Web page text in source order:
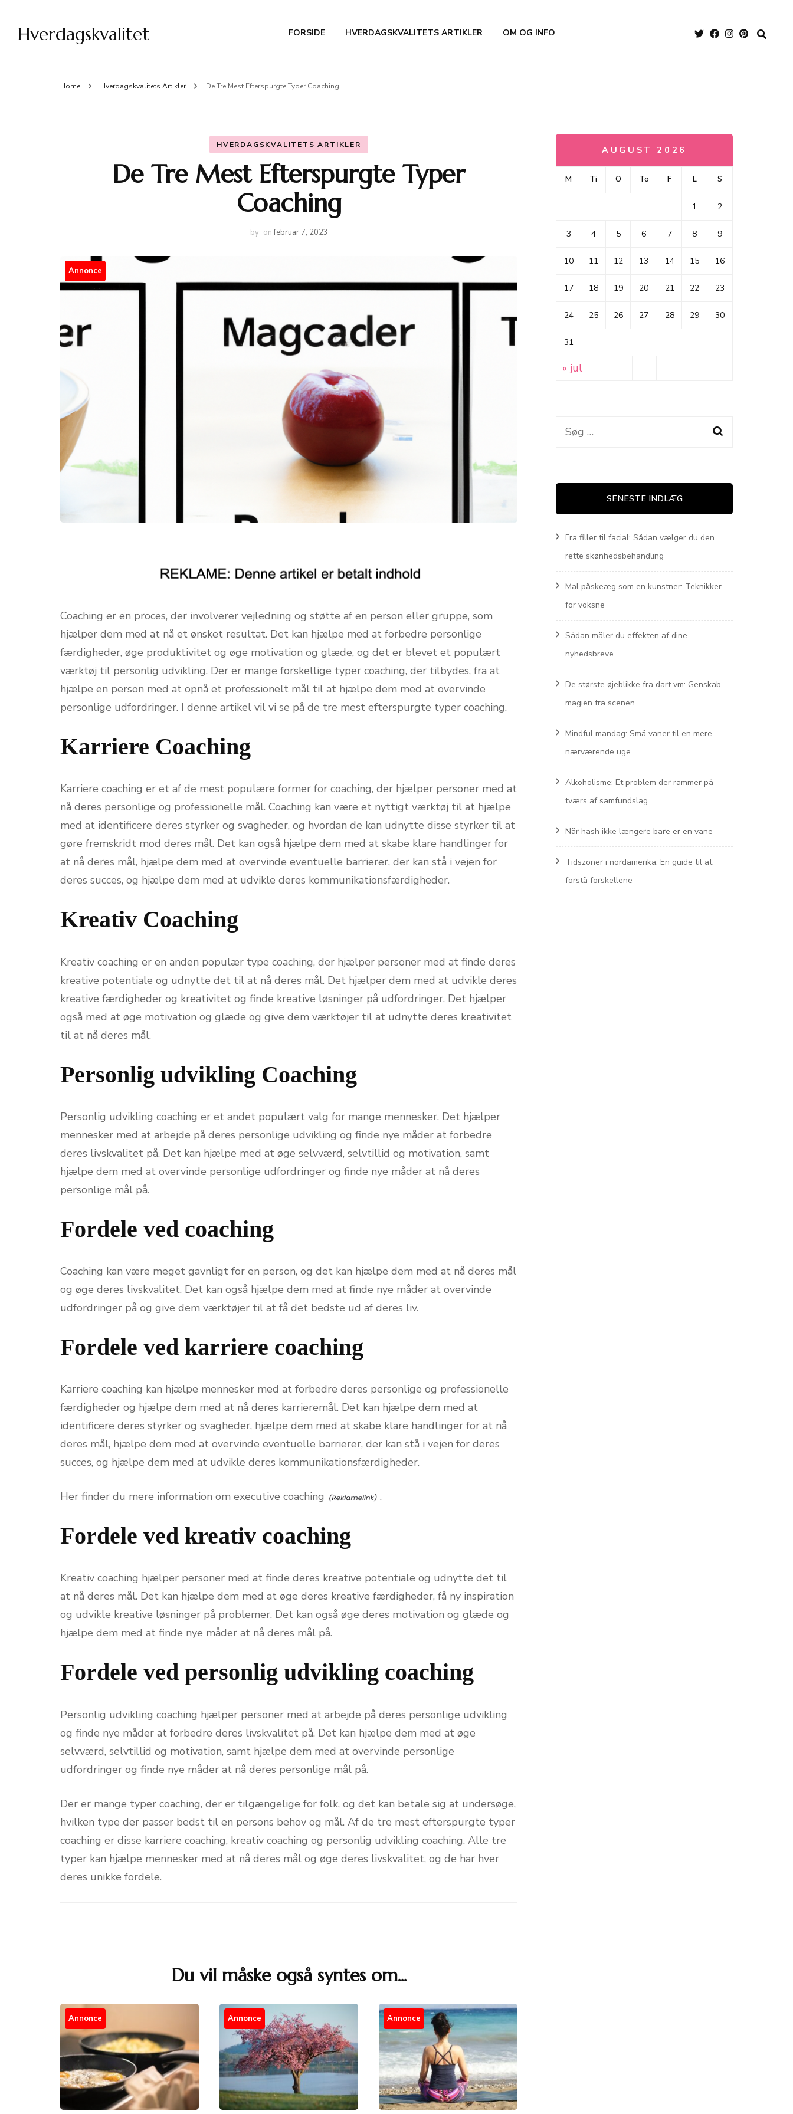
Hverdagskvalitet FORSIDE HVERDAGSKVALITETS ARTIKLER OM OG INFO
Home Hverdagskvalitets Artikler De Tre Mest Efterspurgte Typer Coaching
HVERDAGSKVALITETS ARTIKLER
De Tre Mest Efterspurgte Typer
Coaching
by onfebruar 7, 2023
Annonce
Coaching er en proces, der involverer vejledning og støtte af en person eller gruppe, som
hjælper dem med at nå et ønsket resultat. Det kan hjælpe med at forbedre personlige
færdigheder, øge produktivitet og øge motivation og glæde, og det er blevet et populært
værktøj til personlig udvikling. Der er mange forskellige typer coaching, der tilbydes, fra at
hjælpe en person med at opnå et professionelt mål til at hjælpe dem med at overvinde
personlige udfordringer. I denne artikel vil vi se på de tre mest efterspurgte typer coaching.
Karriere Coaching
Karriere coaching er et af de mest populære former for coaching, der hjælper personer med at
nå deres personlige og professionelle mål. Coaching kan være et nyttigt værktøj til at hjælpe
med at identificere deres styrker og svagheder, og hvordan de kan udnytte disse styrker til at
gøre fremskridt mod deres mål. Det kan også hjælpe dem med at skabe klare handlinger for
at nå deres mål, hjælpe dem med at overvinde eventuelle barrierer, der kan stå i vejen for
deres succes, og hjælpe dem med at udvikle deres kommunikationsfærdigheder.
Kreativ Coaching
Kreativ coaching er en anden populær type coaching, der hjælper personer med at finde deres
kreative potentiale og udnytte det til at nå deres mål. Det hjælper dem med at udvikle deres
kreative færdigheder og kreativitet og finde kreative løsninger på udfordringer. Det hjælper
også med at øge motivation og glæde og give dem værktøjer til at udnytte deres kreativitet
til at nå deres mål.
Personlig udvikling Coaching
Personlig udvikling coaching er et andet populært valg for mange mennesker. Det hjælper
mennesker med at arbejde på deres personlige udvikling og finde nye måder at forbedre
deres livskvalitet på. Det kan hjælpe med at øge selvværd, selvtillid og motivation, samt
hjælpe dem med at overvinde personlige udfordringer og finde nye måder at nå deres
personlige mål på.
Fordele ved coaching
Coaching kan være meget gavnligt for en person, og det kan hjælpe dem med at nå deres mål
og øge deres livskvalitet. Det kan også hjælpe dem med at finde nye måder at overvinde
udfordringer på og give dem værktøjer til at få det bedste ud af deres liv.
Fordele ved karriere coaching
Karriere coaching kan hjælpe mennesker med at forbedre deres personlige og professionelle
færdigheder og hjælpe dem med at nå deres karrieremål. Det kan hjælpe dem med at
identificere deres styrker og svagheder, hjælpe dem med at skabe klare handlinger for at nå
deres mål, hjælpe dem med at overvinde eventuelle barrierer, der kan stå i vejen for deres
succes, og hjælpe dem med at udvikle deres kommunikationsfærdigheder.
Her finder du mere information om executive coaching .
Fordele ved kreativ coaching
Kreativ coaching hjælper personer med at finde deres kreative potentiale og udnytte det til
at nå deres mål. Det kan hjælpe dem med at øge deres kreative færdigheder, få ny inspiration
og udvikle kreative løsninger på problemer. Det kan også øge deres motivation og glæde og
hjælpe dem med at finde nye måder at nå deres mål på.
Fordele ved personlig udvikling coaching
Personlig udvikling coaching hjælper personer med at arbejde på deres personlige udvikling
og finde nye måder at forbedre deres livskvalitet på. Det kan hjælpe dem med at øge
selvværd, selvtillid og motivation, samt hjælpe dem med at overvinde personlige
udfordringer og finde nye måder at nå deres personlige mål på.
Der er mange typer coaching, der er tilgængelige for folk, og det kan betale sig at undersøge,
hvilken type der passer bedst til en persons behov og mål. Af de tre mest efterspurgte typer
coaching er disse karriere coaching, kreativ coaching og personlig udvikling coaching. Alle tre
typer kan hjælpe mennesker med at nå deres mål og øge deres livskvalitet, og de har hver
deres unikke fordele.
Du vil måske også syntes om...
Annonce Annonce Annonce
AUGUST 2026
M Ti O To F L S
1 2
3 4 5 6 7 8 9
10 11 12 13 14 15 16
17 18 19 20 21 22 23
24 25 26 27 28 29 30
31
« jul
Søg
SENESTE INDLÆG
Fra filler til facial: Sådan vælger du den
rette skønhedsbehandling
Mal påskeæg som en kunstner: Teknikker
for voksne
Sådan måler du effekten af dine
nyhedsbreve
De største øjeblikke fra dart vm: Genskab
magien fra scenen
Mindful mandag: Små vaner til en mere
nærværende uge
Alkoholisme: Et problem der rammer på
tværs af samfundslag
Når hash ikke længere bare er en vane
Tidszoner i nordamerika: En guide til at
forstå forskellene